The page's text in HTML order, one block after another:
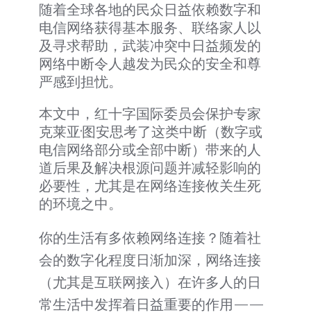
随着全球各地的民众日益依赖数字和
电信网络获得基本服务、联络家人以
及寻求帮助，武装冲突中日益频发的
网络中断令人越发为民众的安全和尊
严感到担忧。
本文中，红十字国际委员会保护专家
克莱亚·图安思考了这类中断（数字或
电信网络部分或全部中断）带来的人
道后果及解决根源问题并减轻影响的
必要性，尤其是在网络连接攸关生死
的环境之中。
你的生活有多依赖网络连接？随着社
会的数字化程度日渐加深，网络连接
（尤其是互联网接入）在许多人的日
常生活中发挥着日益重要的作用——